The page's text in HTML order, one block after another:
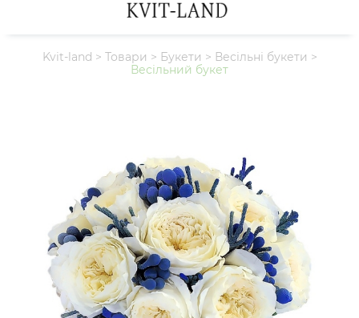
Kvit-land > Товари > Букети > Весільні букети >
Весільний букет